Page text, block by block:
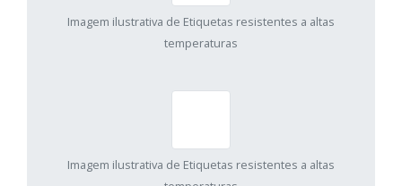
Imagem ilustrativa de Etiquetas resistentes a altas
temperaturas
Imagem ilustrativa de Etiquetas resistentes a altas